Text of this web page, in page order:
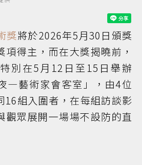
獎將於2026年5月30日頒獎
項得主，而在大獎揭曉前，
別在5月12日至15日舉辦
—藝術家會客室」，由4位
16組入圍者，在每組訪談影
觀眾展開一場場不設防的直